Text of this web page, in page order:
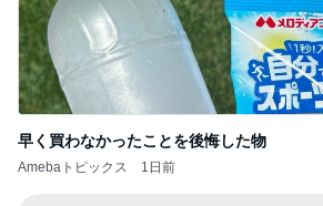
早く買わなかったことを後悔した物
Amebaトピックス 1日前